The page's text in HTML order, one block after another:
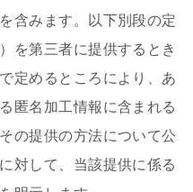
含みます。以下別段の定
を第三者に提供するとき
定めるところにより、あ
匿名加工情報に含まれる
の提供の方法について公
対して、当該提供に係る